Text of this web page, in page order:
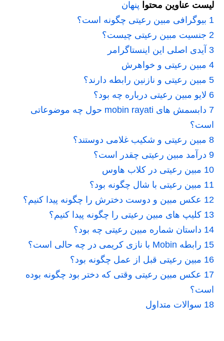
لیست عناوین محتوا پنهان
1 بیوگرافی مبین رعیتی چگونه است؟
2 جنسیت مبین رعیتی چیست؟
3 آیدی اصلی این اینستاگرامر
4 مبین رعیتی و خواهرش
5 مبین رعیتی و نازنین رابطه دارند؟
6 لایو مبین رعیتی درباره چه بود؟
7
دابسمش های mobin rayati حول چه موضوعاتی
است؟
8 مبین رعیتی و شکیب غلامی دوستند؟
9 درآمد مبین رعیتی چقدر است؟
10 مبین رعیتی در کلاب هاوس
11 مبین رعیتی با شال چگونه بود؟
12 عکس مبین و دوست دخترش را چگونه پیدا کنیم؟
13 کلیپ های مبین رعیتی را چگونه پیدا کنیم؟
14 داستان شماره مبین رعیتی چه بود؟
15 رابطه Mobin با نازی کریمی در چه حالی است؟
16 مبین رعیتی قبل از عمل چگونه بود؟
17 عکس مبین رعیتی وقتی که دختر بود چگونه بوده
است؟
18 سوالات متداول